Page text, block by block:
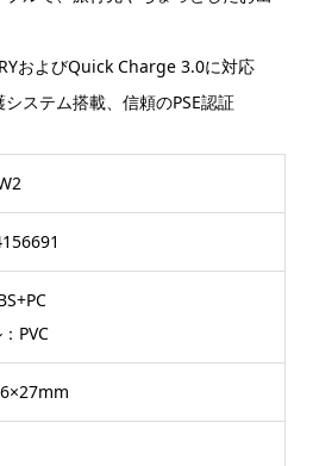
およびQuick Charge 3.0に対応
ステム搭載、信頼のPSE認証
PVC